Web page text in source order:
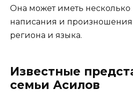
Она может иметь несколько
написания и произношения
региона и языка.
Известные
семьи Асилов